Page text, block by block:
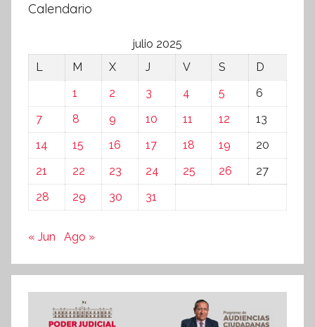
Calendario
julio 2025
L
M X J V S
D
1
2 3 4 5
6
7
8 9 10 11 12
13
14
15 16 17 18 19
20
21
22 23 24 25 26
27
28
29 30 31
« Jun Ago »